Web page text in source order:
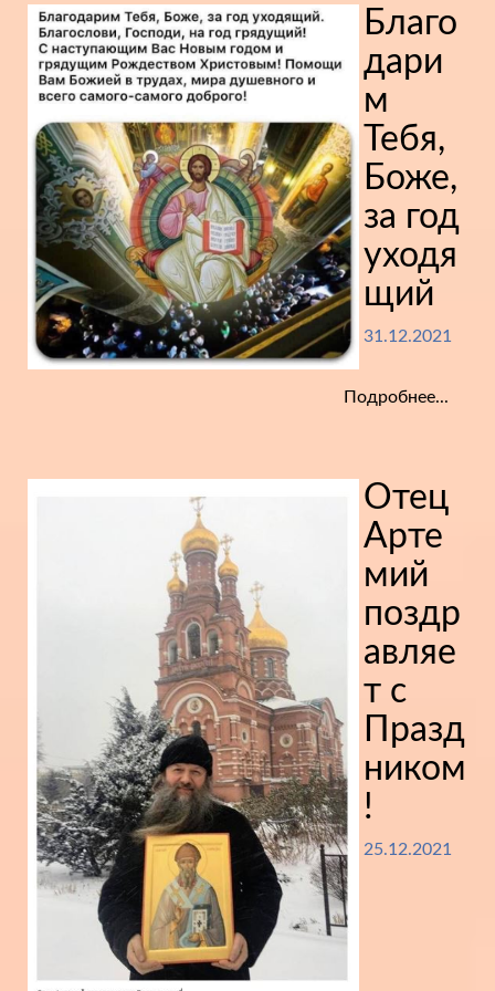
Благо
дари
м
Тебя,
Боже,
за год
уходя
щий
31.12.2021
Подробнее...
Отец
Арте
мий
поздр
авляе
т с
Празд
ником
!
25.12.2021